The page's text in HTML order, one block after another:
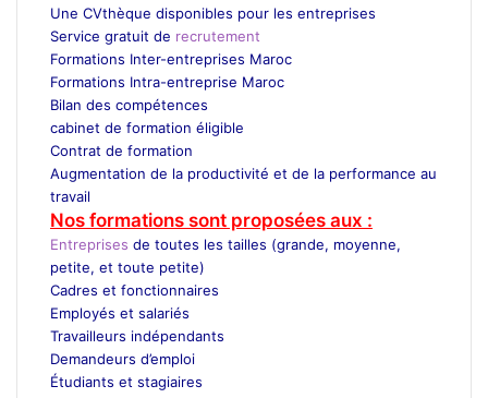
Une CVthèque disponibles pour les entreprises
Service gratuit de recrutement
Formations Inter-entreprises Maroc
Formations Intra-entreprise Maroc
Bilan des compétences
cabinet de formation éligible
Contrat de formation
Augmentation de la productivité et de la performance au
travail
Nos formations sont proposées aux :
Entreprises de toutes les tailles (grande, moyenne,
petite, et toute petite)
Cadres et fonctionnaires
Employés et salariés
Travailleurs indépendants
Demandeurs d’emploi
Étudiants et stagiaires